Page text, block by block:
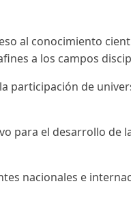
al conocimiento
a los campos
participación de
para el desarrollo de
nacionales e